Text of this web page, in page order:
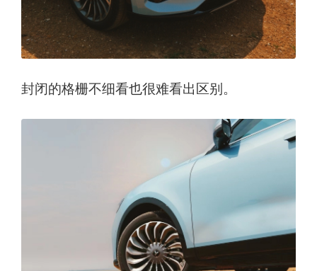
封闭的格栅不细看也很难看出区别。